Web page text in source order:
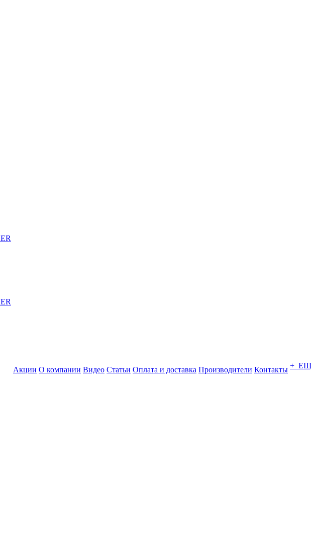
Акции О компании Видео Статьи Оплата и доставка Производители Контакты +